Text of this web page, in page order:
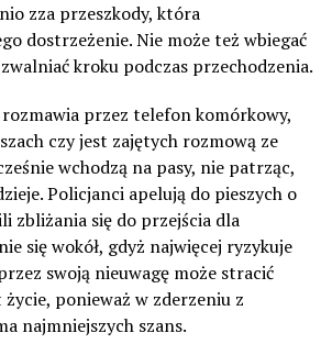
zza przeszkody, która
dostrzeżenie. Nie może też wbiegać
kroku podczas przechodzenia.
przez telefon komórkowy,
czy jest zajętych rozmową ze
wchodzą na pasy, nie patrząc,
Policjanci apelują do pieszych o
zbliżania się do przejścia dla
się wokół, gdyż najwięcej ryzykuje
swoją nieuwagę może stracić
ponieważ w zderzeniu z
najmniejszych szans.